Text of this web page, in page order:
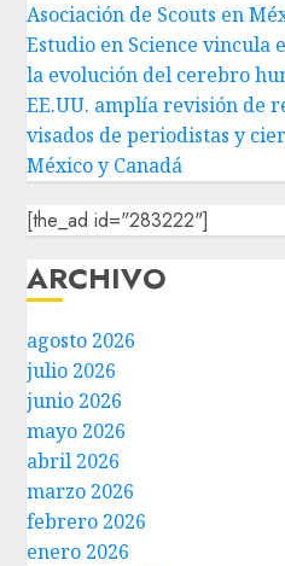
Asociación de Scouts en
Estudio en Science vincula
la evolución del cerebro
EE.UU. amplía revisión de
visados de periodistas y
México y Canadá
[the_ad id="283222"]
ARCHIVO
agosto 2026
julio 2026
junio 2026
mayo 2026
abril 2026
marzo 2026
febrero 2026
enero 2026